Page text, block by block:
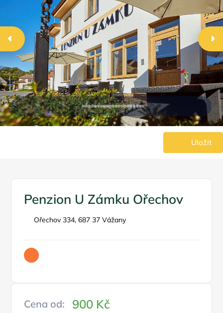
Uložit
Penzion U Zámku Ořechov
Ořechov 334, 687 37 Vážany
Cena od: 900 Kč